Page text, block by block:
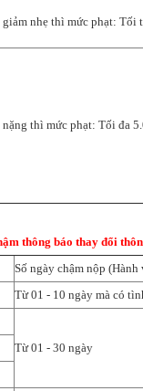
nhẹ thì mức phạt: Tối
thì mức phạt: Tối đa
thông báo thay đổi
Số ngày chậm nộp (Hành
Từ 01 - 10 ngày mà có
Từ 01 - 30 ngày